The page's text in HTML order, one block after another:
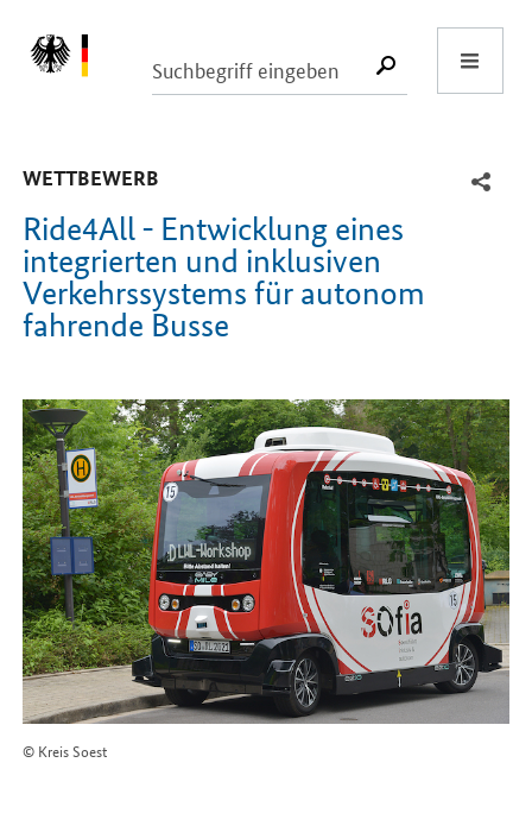
SUCHE
WETTBEWERB
Ride4All - Entwicklung eines
integrierten und inklusiven
Verkehrssystems für autonom
fahrende Busse
© Kreis Soest